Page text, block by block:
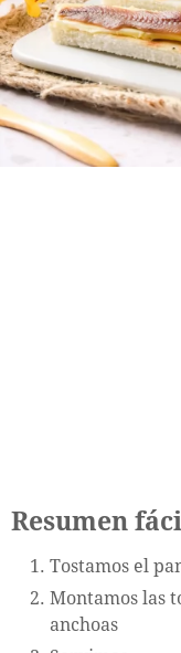
Resumen
Tostamos el
Montamos las
anchoas